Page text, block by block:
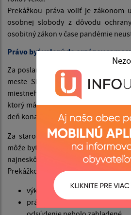
Prekážkou práva voliť je zákonom
osobnej slobody z dôvodu
osobitný zákon v čase pandémie
Právo byť volený do orgánov
Za poslanca obecného (mestského)
meste Slovenskej republiky
miestneho zastupiteľstva, môže
ktorý má trvalý pobyt v obci, v
deň konania volieb dovŕši 18 rokov
Za starostu obce, primátora
môže byť zvolený obyvateľ obce,
najneskôr v deň konania volieb dovŕši
Prekážkou práva byť volený je
výkon trestu odňatia slobody,
právoplatné odsúdenie za